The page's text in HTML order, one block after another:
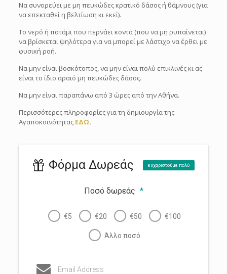
Να συνορεύει με μη πευκώδες κρατικό δάσος ή θάμνους (για
να επεκταθεί η βελτίωση κι εκεί).
Το νερό ή ποτάμι που περνάει κοντά (που να μη ρυπαίνεται)
να βρίσκεται ψηλότερα για να μπορεί με λάστιχο να έρθει με
φυσική ροή.
Να μην είναι βοσκότοπος, να μην είναι πολύ επικλινές κι ας
είναι το ίδιο αραιό μη πευκώδες δάσος.
Να μην είναι παραπάνω από 3 ώρες από την Αθήνα.
Περισσότερες πληροφορίες για τη δημιουργία της
Αγαποκοινότητας ΕΔΩ.
Φόρμα Δωρεάς ευχαριστούμε πολύ
Ποσό δωρεάς *
€5 €20 €50 €100
Άλλο ποσό
Email Address